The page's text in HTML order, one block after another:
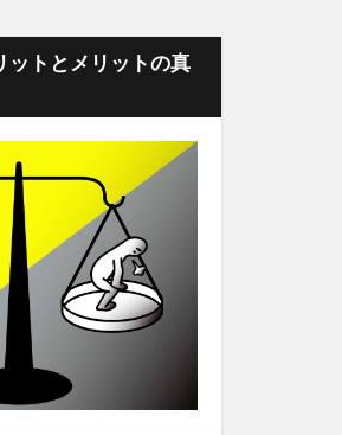
ットとメリットの真